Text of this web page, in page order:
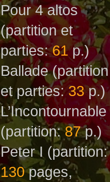
Pour 4 altos
(partition et
parties:61p.)
Ballade(partition
et parties: 33p.)
L’Incontournable
(partition:87p.)
Peter I (partition:
130pages,